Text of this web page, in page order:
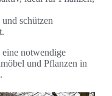
schützen
eine notwendige
und Pflanzen in